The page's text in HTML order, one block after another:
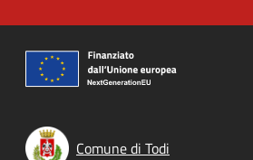
Comune di Todi